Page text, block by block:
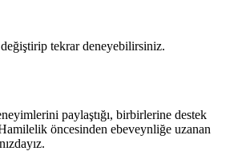
tekrar deneyebilirsiniz.
paylaştığı, birbirlerine destek
öncesinden ebeveynliğe uzanan